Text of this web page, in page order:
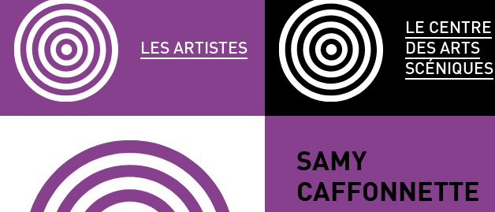
LES ARTISTES
LE CENTRE
DES ARTS
SCÉNIQUES
DISCIPLINE
COMPÉTENCE
CORPULENCE
ANNÉE DE
ANNULER LES
SAMY
CAFFONNETTE